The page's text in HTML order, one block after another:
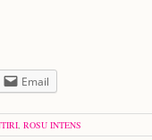
Email
, ROSU INTENS